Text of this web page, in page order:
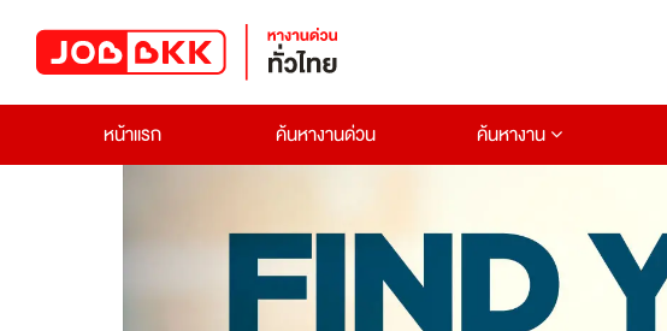
หน้าแรก
ค้นหางานด่วน ค้นหางาน